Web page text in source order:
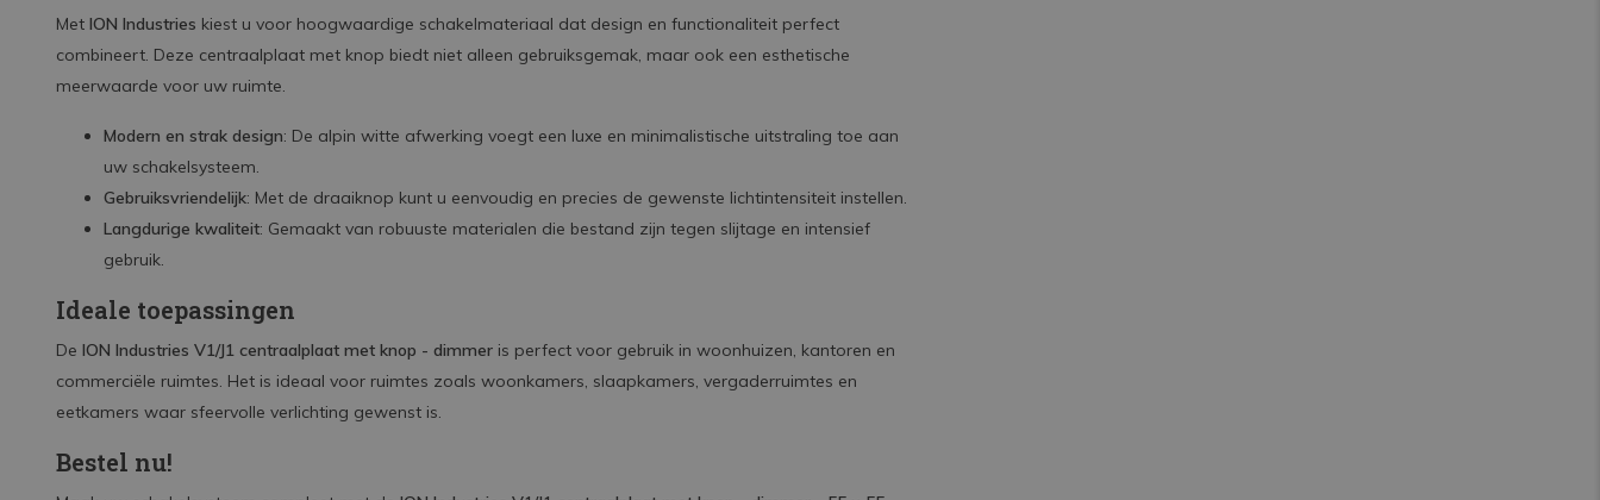
Met ION Industries kiest u voor hoogwaardige schakelmateriaal dat design en functionaliteit perfect
combineert. Deze centraalplaat met knop biedt niet alleen gebruiksgemak, maar ook een esthetische
meerwaarde voor uw ruimte.
Modern en strak design: De alpin witte afwerking voegt een luxe en minimalistische uitstraling toe aan
uw schakelsysteem.
Gebruiksvriendelijk: Met de draaiknop kunt u eenvoudig en precies de gewenste lichtintensiteit instellen.
Langdurige kwaliteit: Gemaakt van robuuste materialen die bestand zijn tegen slijtage en intensief
gebruik.
Ideale toepassingen
De ION Industries V1/J1 centraalplaat met knop - dimmer is perfect voor gebruik in woonhuizen, kantoren en
commerciële ruimtes. Het is ideaal voor ruimtes zoals woonkamers, slaapkamers, vergaderruimtes en
eetkamers waar sfeervolle verlichting gewenst is.
Bestel nu!